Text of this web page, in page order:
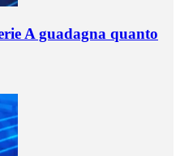
A guadagna quanto